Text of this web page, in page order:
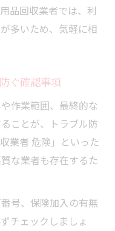
品回収業者では、利
多いため、気軽に相
ぐ確認事項
作業範囲、最終的な
ことが、トラブル防
業者 危険」といった
な業者も存在するた
号、保険加入の有無
チェックしましょ